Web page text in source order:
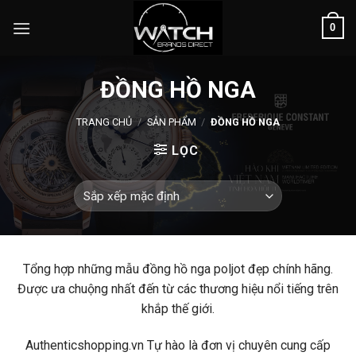
0
ĐỒNG HỒ NGA
TRANG CHỦ / SẢN PHẨM / ĐỒNG HỒ NGA
LỌC
Tổng hợp những mẫu đồng hồ nga poljot đẹp chính hãng.
Được ưa chuộng nhất đến từ các thương hiệu nổi tiếng trên
khắp thế giới.
Authenticshopping.vn Tự hào là đơn vị chuyên cung cấp